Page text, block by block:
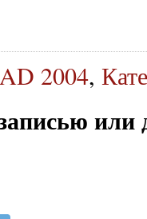
2004,
или